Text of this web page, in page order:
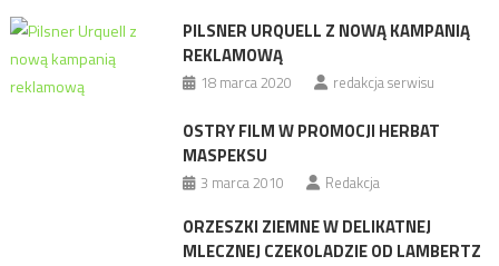
PILSNER URQUELL Z NOWĄ KAMPANIĄ
REKLAMOWĄ
18 marca 2020 redakcja serwisu
OSTRY FILM W PROMOCJI HERBAT
MASPEKSU
3 marca 2010 Redakcja
ORZESZKI ZIEMNE W DELIKATNEJ
MLECZNEJ CZEKOLADZIE OD LAMBERTZ